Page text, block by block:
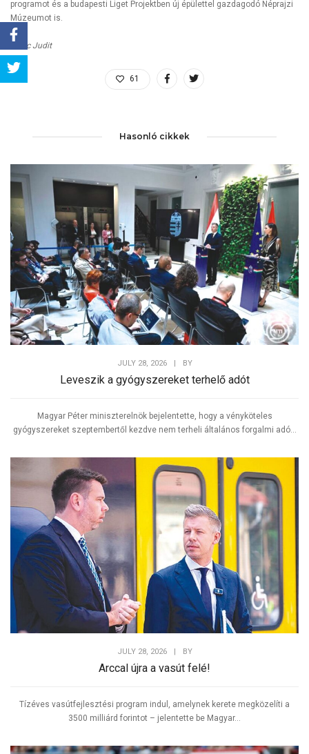
programot és a budapesti Liget Projektben új épülettel gazdagodó Néprajzi
Múzeumot is.
Berec Judit
61
Hasonló cikkek
JULY 28, 2026 | BY
Leveszik a gyógyszereket terhelő adót
Magyar Péter miniszterelnök bejelentette, hogy a vényköteles
gyógyszereket szeptembertől kezdve nem terheli általános forgalmi adó...
JULY 28, 2026 BY
Arccal újra a vasút felé!
Tízéves vasútfejlesztési program indul, amelynek kerete megközelíti a
3500 milliárd forintot – jelentette be Magyar...
Share